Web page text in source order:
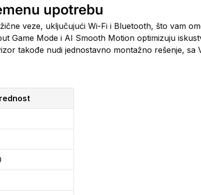
upotrebu
veze, uključujući Wi-Fi i Bluetooth, što vam
Game Mode i AI Smooth Motion optimizuju
takođe nudi jednostavno montažno rešenje, sa